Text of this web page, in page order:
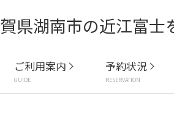
ご利用案内
GUIDE
予約状況
RESERVATION